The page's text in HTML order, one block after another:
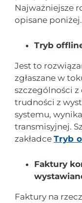
Najważniejsze
opisane poniżej.
Tryb
Jest to
zgłaszane w
szczególności
trudności z
systemu,
transmisyjnej.
zakładce Tryb
Faktury
Faktury na